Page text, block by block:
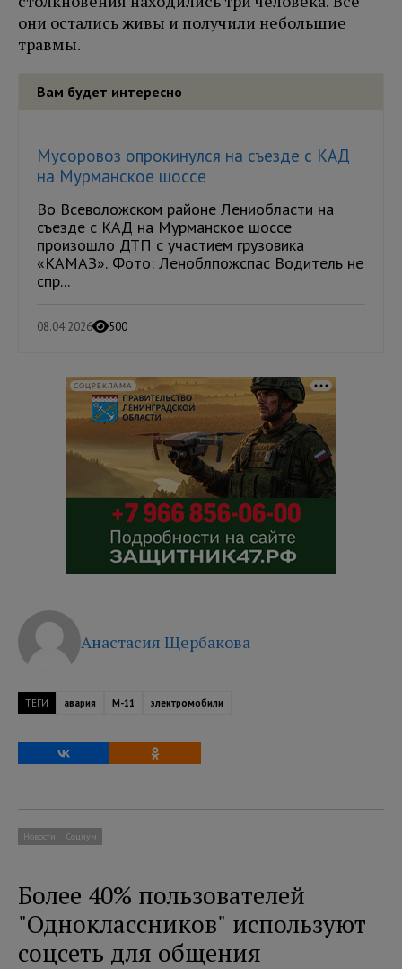
они остались живы и получили небольшие
травмы.
Вам будет интересно
Мусоровоз опрокинулся на съезде с КАД
на Мурманское шоссе
Во Всеволожском районе Лениобласти на
съезде с КАД на Мурманское шоссе
произошло ДТП с участием грузовика
«КАМАЗ». Фото: Леноблпожспас Водитель не
спр...
08.04.2026 500
СОЦРЕКЛАМА
Анастасия Щербакова
ТЕГИ авария М-11 электромобили
Новости Социум
Более 40% пользователей
"Одноклассников" используют
соцсеть для общения